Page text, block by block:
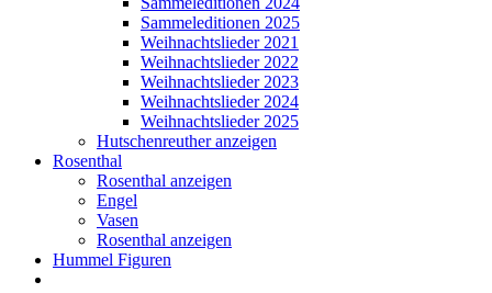
Sammeleditionen 2025
Weihnachtslieder 2021
Weihnachtslieder 2022
Weihnachtslieder 2023
Weihnachtslieder 2024
Weihnachtslieder 2025
Hutschenreuther anzeigen
Rosenthal
Rosenthal anzeigen
Engel
Vasen
Rosenthal anzeigen
Hummel Figuren